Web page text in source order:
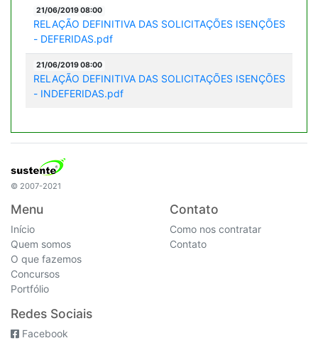
21/06/2019 08:00
RELAÇÃO DEFINITIVA DAS SOLICITAÇÕES ISENÇÕES
- DEFERIDAS.pdf
21/06/2019 08:00
RELAÇÃO DEFINITIVA DAS SOLICITAÇÕES ISENÇÕES
- INDEFERIDAS.pdf
© 2007-2021
Menu
Início
Quem somos
O que fazemos
Concursos
Portfólio
Contato
Como nos contratar
Contato
Redes Sociais
Facebook